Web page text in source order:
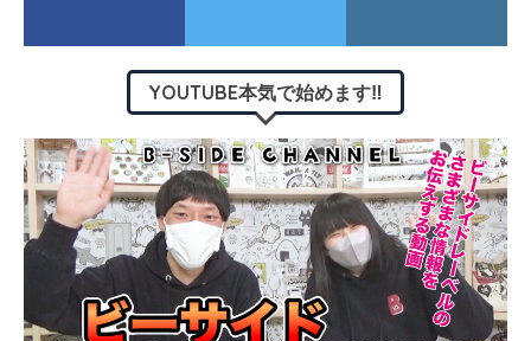
YOUTUBE本気で始めます‼︎